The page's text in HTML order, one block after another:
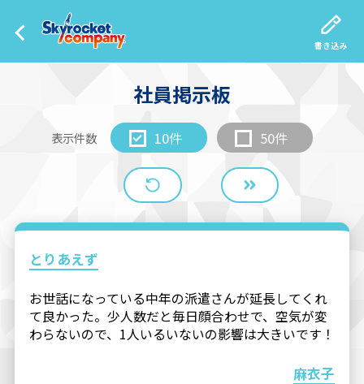
書き込み
社員掲示板
表示件数 10件 50件
とりあえず
お世話になっている中年の派遣さんが延長してくれ
て良かった。少人数だと毎日顔合わせで、空気が変
わらないので、1人いるいないの影響は大きいです！
麻衣子